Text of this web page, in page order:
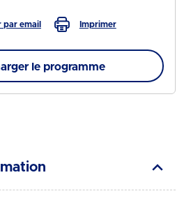
par email Imprimer
le programme